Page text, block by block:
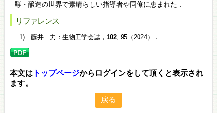
酵・醸造の世界で素晴らしい指導者や同僚に恵まれた．
リファレンス
1) 藤井 力：生物工学会誌， 102, 95（2024）．
本文は トップページからログインをして頂くと表示され
ます。